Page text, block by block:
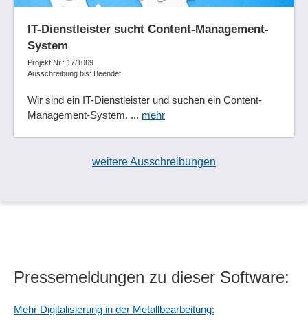
IT-Dienstleister sucht Content-Management-
System
Projekt Nr.: 17/1069
Ausschreibung bis: Beendet
Wir sind ein IT-Dienstleister und suchen ein Content-
Management-System. ... mehr
weitere Ausschreibungen
Pressemeldungen zu dieser Software:
Mehr Digitalisierung in der Metallbearbeitung: